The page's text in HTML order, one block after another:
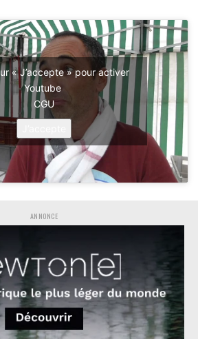
« J’accepte » pour activer
Youtube
CGU
ANNONCE